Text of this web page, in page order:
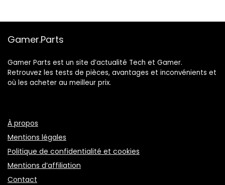
Gamer.Parts
Gamer Parts est un site d’actualité Tech et Gamer.
Retrouvez les tests de pièces, avantages et inconvénients et
où les acheter au meilleur prix.
À propos
Mentions légales
Politique de confidentialité et cookies
Mentions d’affiliation
Contact